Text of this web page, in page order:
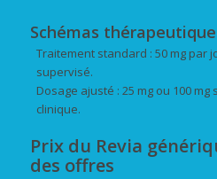
Schémas
Traitement standard : 50 mg par
supervisé.
Dosage ajusté : 25 mg ou 100
clinique.
Prix du Revia
des offres